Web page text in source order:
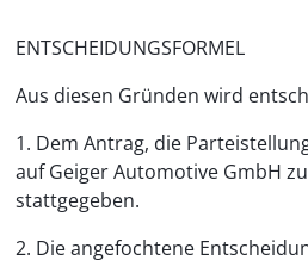
ENTSCHEIDUNGSFORMEL
Aus diesen Gründen wird
1. Dem Antrag, die
auf Geiger Automotive GmbH
stattgegeben.
2. Die angefochtene